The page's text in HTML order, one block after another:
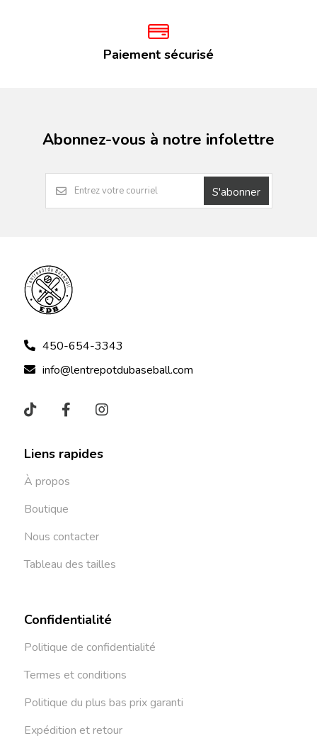
Paiement sécurisé
Abonnez-vous à notre infolettre
S'abonner
450-654-3343
info@lentrepotdubaseball.com
Liens rapides
À propos
Boutique
Nous contacter
Tableau des tailles
Confidentialité
Politique de confidentialité
Termes et conditions
Politique du plus bas prix garanti
Expédition et retour